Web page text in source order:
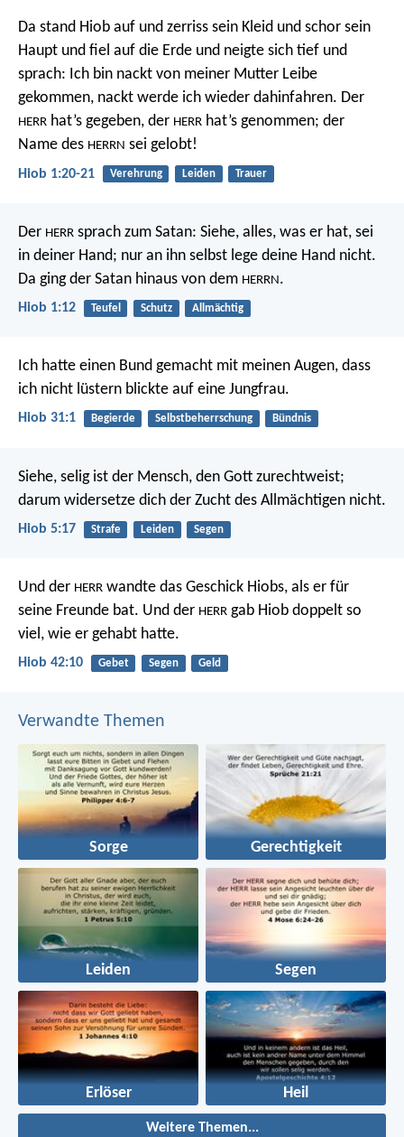
Da stand Hiob auf und zerriss sein Kleid und schor sein
Haupt und fiel auf die Erde und neigte sich tief und
sprach: Ich bin nackt von meiner Mutter Leibe
gekommen, nackt werde ich wieder dahinfahren. Der
HERR hat’s gegeben, der HERR hat’s genommen; der
Name des HERRN sei gelobt!
Hiob 1:20-21 Verehrung Leiden Trauer
Der HERR sprach zum Satan: Siehe, alles, was er hat, sei
in deiner Hand; nur an ihn selbst lege deine Hand nicht.
Da ging der Satan hinaus von dem HERRN .
Hiob 1:12 Teufel Schutz Allmächtig
Ich hatte einen Bund gemacht mit meinen Augen, dass
ich nicht lüstern blickte auf eine Jungfrau.
Hiob 31:1 Begierde Selbstbeherrschung Bündnis
Siehe, selig ist der Mensch, den Gott zurechtweist;
darum widersetze dich der Zucht des Allmächtigen nicht.
Hiob 5:17 Strafe Leiden Segen
Und der HERR wandte das Geschick Hiobs, als er für
seine Freunde bat. Und der HERR gab Hiob doppelt so
viel, wie er gehabt hatte.
Hiob 42:10 Gebet Segen Geld
Verwandte Themen
Sorge Gerechtigkeit
Leiden Segen
Erlöser Heil
Weitere Themen...